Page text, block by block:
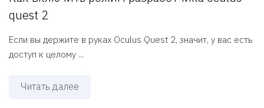
quest 2
Если вы держите в руках Oculus Quest 2, значит, у вас есть
доступ к целому ...
Читать далее